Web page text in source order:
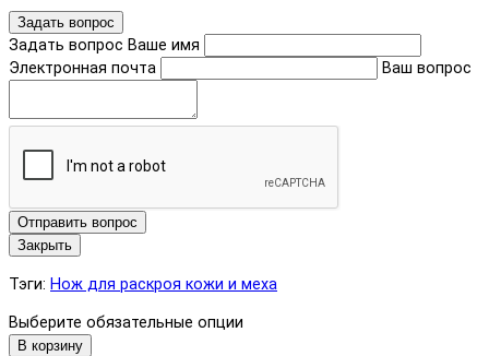
Задать вопрос
Задать вопрос Ваше имя
Электронная почта
Ваш вопрос
Отправить вопрос
Закрыть
Тэги: Нож для раскроя кожи и меха
Выберите обязательные опции
В корзину